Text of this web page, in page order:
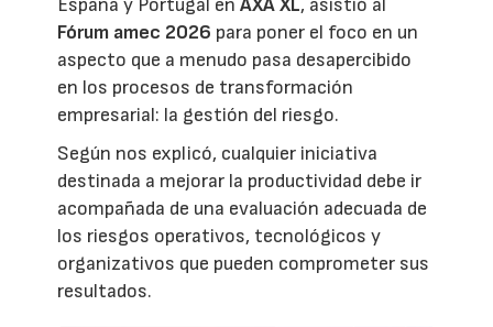
España y Portugal enAXA XL, asistió al
Fórum amec 2026 para poner el foco en un
aspecto que a menudo pasa desapercibido
en los procesos de transformación
empresarial: la gestión del riesgo.
Según nos explicó, cualquier iniciativa
destinada a mejorar la productividad debe ir
acompañada de una evaluación adecuada de
los riesgos operativos, tecnológicos y
organizativos que pueden comprometer sus
resultados.